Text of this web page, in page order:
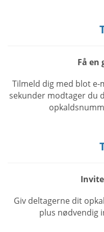
Få en
Tilmeld dig med blot e-
sekunder modtager du
Giv deltagerne dit
plus nødvendig